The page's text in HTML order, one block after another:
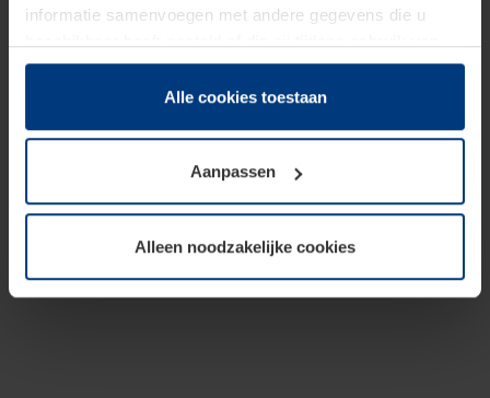
informatie samenvoegen met andere gegevens die u
hun diensten hebben verzameld.
Juridisch hebben wij het recht om cookies op uw
van deze pagina's absoluut vereist is. Voor alle andere
soorten cookies is uw toestemming benodigd. Uw
toestemming kunt u op elk moment bij de uitleg van de
wijzigen of herroepen.
Alle cookies toestaan
Aanpassen
Alleen noodzakelijke cookies